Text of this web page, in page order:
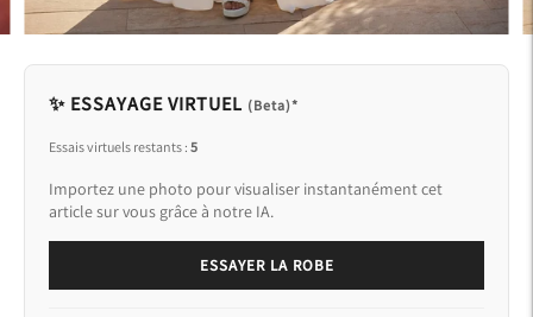
✨ ESSAYAGE VIRTUEL (Beta)*
Essais virtuels restants : 5
Importez une photo pour visualiser instantanément cet
article sur vous grâce à notre IA.
ESSAYER LA ROBE